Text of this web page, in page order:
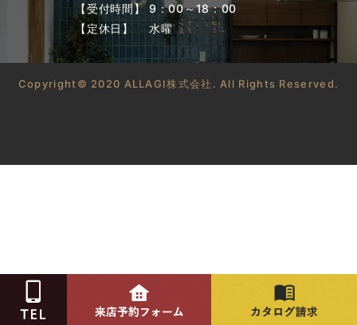
【受付時間】 9：00～18：00
【定休日】 水曜
Copyright© 2020 ALLAGI株式会社. All Rights Reserved.